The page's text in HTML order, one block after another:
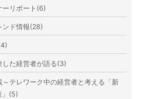
ーリポート(6)
ンド情報(28)
した経営者が語る(3)
～テレワーク中の経営者と考える「新
」(5)